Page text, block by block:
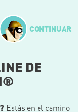
CONTINUAR
DE
? Estás en el camino